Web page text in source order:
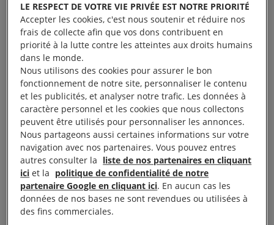
Lampogno, ce militant écologiste
dénonce en particulier le trafic de bois
de rose qui sévit sur la grande île.
Portrait.
Père de deux jeunes enfants, il a reçu des menaces
de mort et sa maison a été incendiée en 2009. À
plusieurs reprises on lui a proposé de l’argent – qu’il
a refusé – en échange de l’arrêt de son combat en
faveur de la forêt menacée deMadagascar.
Le commerce du bois de rose, exporté
principalement vers la
LE RESPECT DE VOTRE VIE PRIVÉE EST NOTRE PRIORITÉ
Accepter les cookies, c'est nous soutenir et réduire nos
frais de collecte afin que vos dons contribuent en
priorité à la lutte contre les atteintes aux droits humains
dans le monde.
Nous utilisons des cookies pour assurer le bon
fonctionnement de notre site, personnaliser le contenu
et les publicités, et analyser notre trafic. Les données à
caractère personnel et les cookies que nous collectons
peuvent être utilisés pour personnaliser les annonces.
Nous partageons aussi certaines informations sur votre
navigation avec nos partenaires. Vous pouvez entres
autres consulter la liste de nos partenaires en cliquant
ici et la politique de confidentialité de notre
partenaire Google en cliquant ici. En aucun cas les
données de nos bases ne sont revendues ou utilisées à
des fins commerciales.